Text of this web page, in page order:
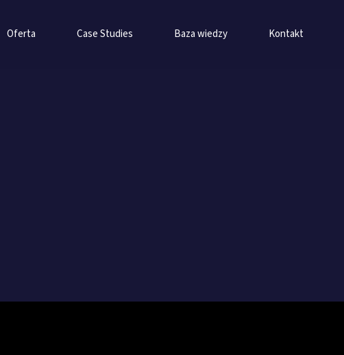
Oferta Case Studies Baza wiedzy Kontakt